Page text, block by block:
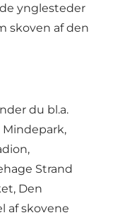
ynglesteder
skoven af den
du bl.a.
Mindepark,
Strand
Den
af skovene